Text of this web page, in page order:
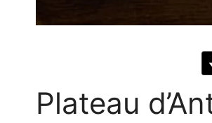
Plateau